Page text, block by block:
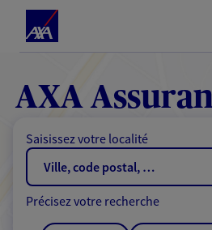
Accéder
contenu
au
de
AXA
Saisissez votre localité
Précisez votre recherche